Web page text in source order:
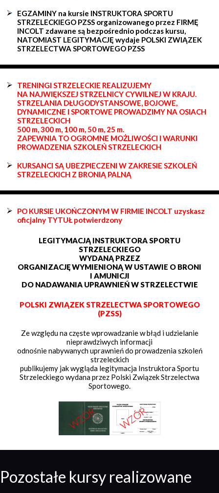
EGZAMINY na kursie INSTRUKTORA SPORTU
STRZELECKIEGO PZSS organizowanego przez FIRMĘ
INCOLT zdawane są bezpośrednio podczas kursu,
NATOMIAST LEGITYMACJĘ wydaje POLSKI ZWIĄZEK
STRZELECTWA SPORTOWEGO PZSS
TRENINGI STRZELECKIE REALIZUJEMY
NA NAJWIĘKSZEJ STRZELNICY CYWILNEJ W KRAJU.
STRZELANIA DŁUGODYSTANSOWE, BOJOWE,
DYNAMICZNE I SPORTOWE PROWADZIMY NA OSIACH
STRZELECKICH
500 m, 300 m, 100 m, 50 m, 25 m.
ZAPEWNIA TO OGROMNE MOŻLIWOŚCI I WARUNKI
PROWADZENIA SZKOLEŃ STRZELECKICH
KURSANCI SĄ UBEZPIECZENI W ZAKRESIE SZKOLEŃ
STRZELECKICH Z BRONIĄ PALNĄ
PO KURSIE UKOŃCZONYM W FIRMIE INCOLT uzyskasz
oficjalny TYTUŁ potwierdzony
LEGITYMACJĄ INSTRUKTORA SPORTU
STRZELECKIEGO
WYDANĄ PRZEZ
ORGANIZACJĘ WYMIENIONĄ W USTAWIE O BRONI
I AMUNICJI
DO NADAWANIA UPRAWNIEŃ W STRZELECTWIE
POLSKI ZWIĄZEK STRZELECTWA SPORTOWEGO
(PZSS)
Ze względu na częste wprowadzanie w błąd i udzielanie
nieprawdziwych informacji
odnośnie nabywanych uprawnień do prowadzenia szkoleń
strzeleckich
publikujemy jak wygląda legitymacja Instruktora Sportu
Strzeleckiego wydana przez Polski Związek Strzelectwa
Sportowego.
Pozostałe kursy realizowane